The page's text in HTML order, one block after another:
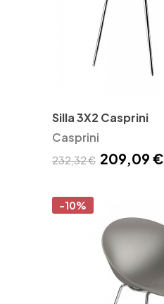
Silla 3X2 Casprini
Casprini
232,32 € 209,09 €
-10%